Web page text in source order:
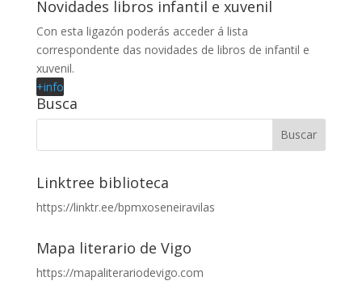
Novidades libros infantil e xuvenil
Con esta ligazón poderás acceder á lista
correspondente das novidades de libros de infantil e
xuvenil.
+info
Busca
Linktree biblioteca
https://linktr.ee/bpmxoseneiravilas
Mapa literario de Vigo
https://mapaliterariodevigo.com